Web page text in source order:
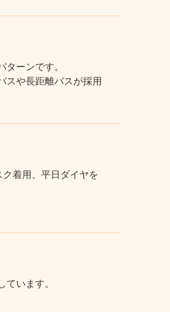
ーンです。
スや長距離バスが採用
着用、平日ダイヤを
います。